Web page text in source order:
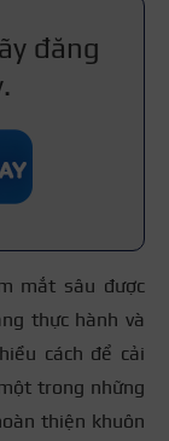
đăng
mắt sâu được
thực hành và
cách để cải
trong những
thiện khuôn